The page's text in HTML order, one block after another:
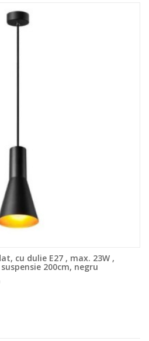
cu dulie E27 , max. 23W ,
200cm, negru